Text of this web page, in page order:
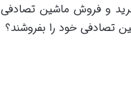
خرید و فروش ماشین تصادفی
تصادفی خود را بفروشند؟